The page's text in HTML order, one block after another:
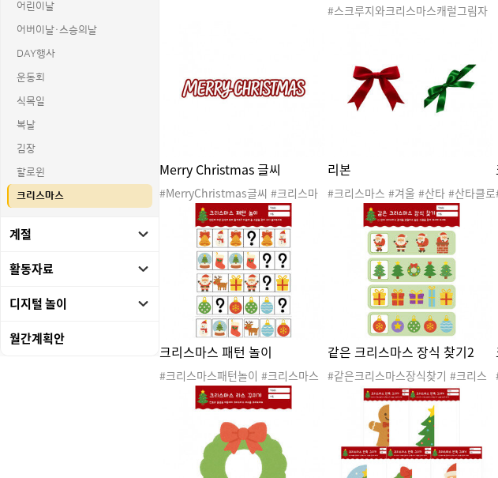
어린이날
어버이날·스승의날
DAY행사
운동회
식목일
복날
김장
할로윈
크리스마스
계절
활동자료
디지털 놀이
월간계획안
#스크루지와크리스마스캐럴그림자
화책 #동극 #그림자동극 #이야기짓
기 #동화만들기 #동화재구성 #동네
아이 #마을주민 #음식 #벽난로 #선
Merry Christmas 글씨
#MerryChristmas글씨 #크리스마
스 #겨울 #산타 #산타클로스 #산타
할아버지 #루돌프 #크리스마스트리
#겨울도안 #크리스마스도안 #크리
스마스파티 #크리스마스행사 #산타
잔치 #산타파티 #크리스마스활동 #
크리스마스놀이 #겨울이야기 #크리
스마스이야기 #놀이발자국 #놀이기
록지 #사후놀이기록 #놀이안내문 #
놀이소식지 #놀이통신문 #놀이관찰
#놀이 #가정통신문 #사진 #놀이사진
터링
리본
#크리스마스 #겨울 #산타 #산타클로
스 #산타할아버지 #루돌프 #크리스
마스트리 #겨울도안 #크리스마스도
안 #크리스마스파티 #크리스마스행
사 #산타잔치 #산타파티 #크리스마
스활동 #크리스마스놀이 #겨울이야
기 #크리스마스이야기 #놀이발자국
#놀이기록지 #사후놀이기록 #놀이
안내문 #놀이소식지 #놀이통신문 #
놀이관찰 #놀이 #가정통신문 #사진
#놀이사진 #놀이PPT #PPT #스티커
크리스마스 패턴 놀이
#크리스마스패턴놀이 #크리스마스
#겨울 #산타 #산타클로스 #산타할아
버지 #루돌프 #크리스마스트리 #크
리스마스도안 #크리스마스활동 #크
리스마스활동지 #수조작활동 #패턴
놀이 #패턴활동
같은 크리스마스 장식 찾기2
#같은크리스마스장식찾기 #크리스
마스 #겨울 #산타 #산타클로스 #산
타할아버지 #루돌프 #크리스마스트
리 #크리스마스도안 #크리스마스활
동 #크리스마스활동지 #같은그림찾
기 #비교활동